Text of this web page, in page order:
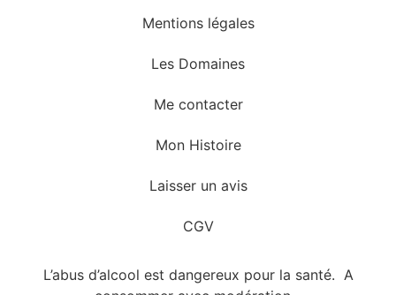
Mentions légales
Les Domaines
Me contacter
Mon Histoire
Laisser un avis
CGV
L’abus d’alcool est dangereux pour la santé. A